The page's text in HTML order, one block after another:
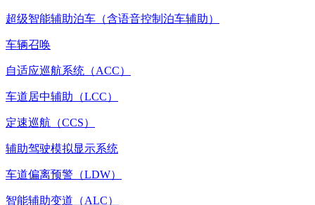
超级智能辅助泊车（含语音控制泊车辅助）
车辆召唤
自适应巡航系统（ACC）
车道居中辅助（LCC）
定速巡航（CCS）
辅助驾驶模拟显示系统
车道偏离预警（LDW）
智能辅助变道（ALC）